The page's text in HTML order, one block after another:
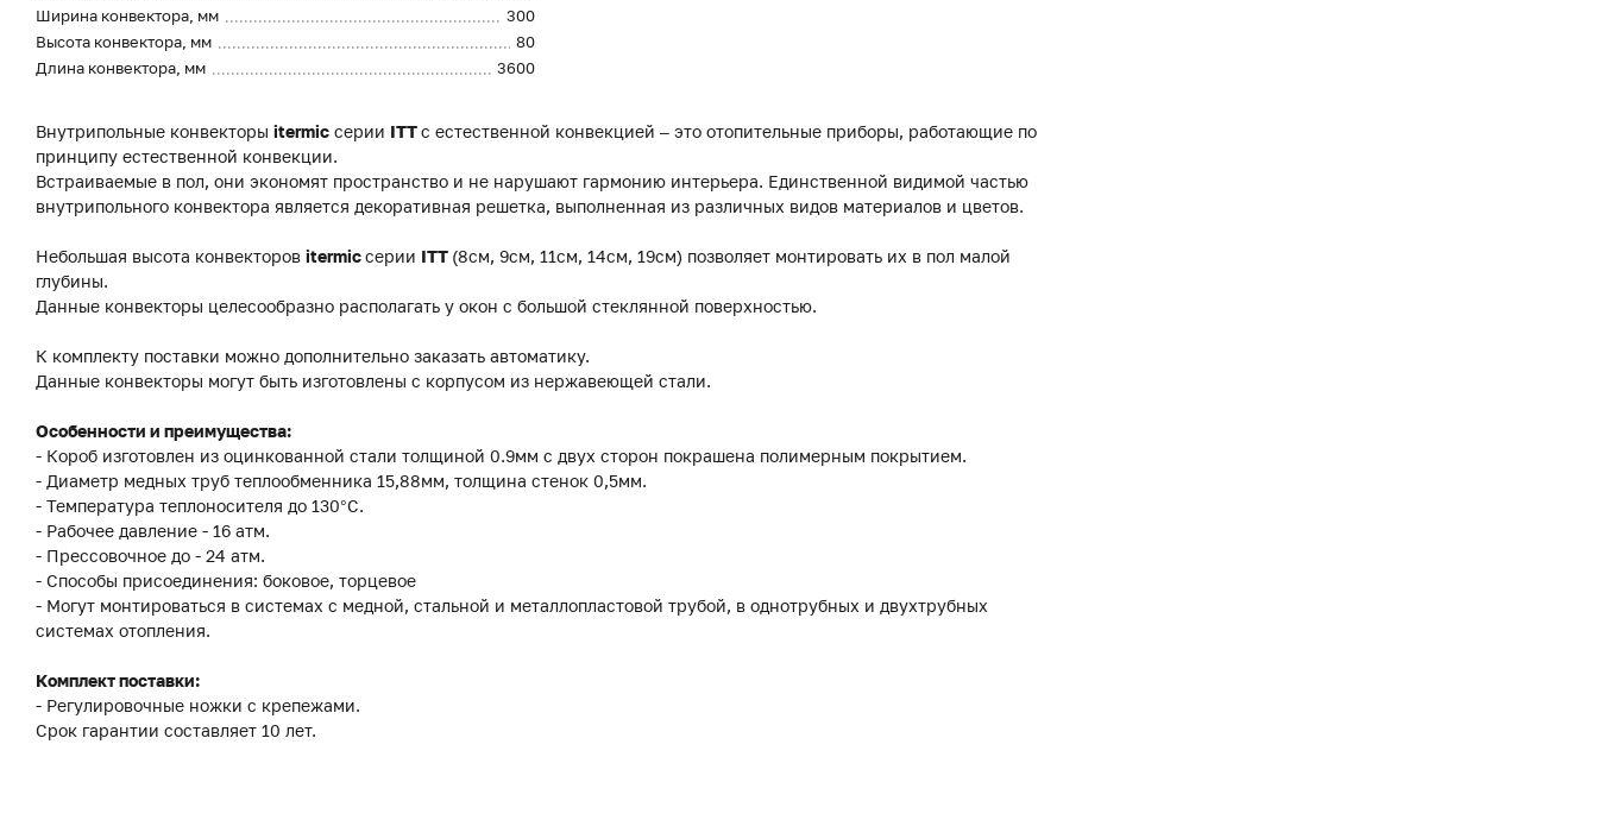
Ширина конвектора, мм
300
Высота конвектора, мм
80
Длина конвектора, мм
3600
Внутрипольные конвекторы itermic серии ITTс естественной конвекцией – это отопительные приборы, работающие по
принципу естественной конвекции.
Встраиваемые в пол, они экономят пространство и не нарушают гармонию интерьера. Единственной видимой частью
внутрипольного конвектора является декоративная решетка, выполненная из различных видов материалов и цветов.
Небольшая высота конвекторов itermicсерии ITT (8см, 9см, 11см, 14см, 19см) позволяет монтировать их в пол малой
глубины.
Данные конвекторы целесообразно располагать у окон с большой стеклянной поверхностью.
К комплекту поставки можно дополнительно заказать автоматику.
Данные конвекторы могут быть изготовлены с корпусом из нержавеющей стали.
Особенности и преимущества:
- Короб изготовлен из оцинкованной стали толщиной 0.9мм с двух сторон покрашена полимерным покрытием.
- Диаметр медных труб теплообменника 15,88мм, толщина стенок 0,5мм.
- Температура теплоносителя до 130°C.
- Рабочее давление - 16 атм.
- Прессовочное до - 24 атм.
- Способы присоединения: боковое, торцевое
- Могут монтироваться в системах с медной, стальной и металлопластовой трубой, в однотрубных и двухтрубных
системах отопления.
Комплект поставки:
- Регулировочные ножки с крепежами.
Срок гарантии составляет 10 лет.